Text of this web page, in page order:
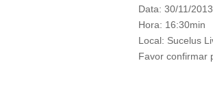
Data: 30/11/
Hora: 16:30min
Local: Sucelus
Favor confirmar